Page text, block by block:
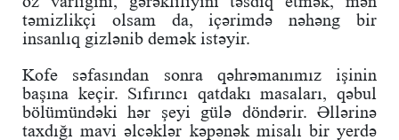
təmizlikçi olsam da, içərimdə nəhəng bir
insanlıq gizlənib demək istəyir.
Kofe səfasından sonra qəhrəmanımız işinin
başına keçir. Sıfırıncı qatdakı masaları, qəbul
bölümündəki hər şeyi gülə döndərir. Əllərinə
taxdığı mavi əlcəklər kəpənək misalı bir yerdə